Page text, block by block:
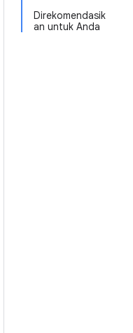
Direkomendasik
an untuk Anda